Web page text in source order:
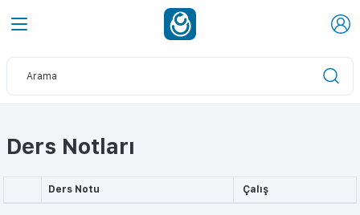
Ders Notları
Ders Notu Çalış